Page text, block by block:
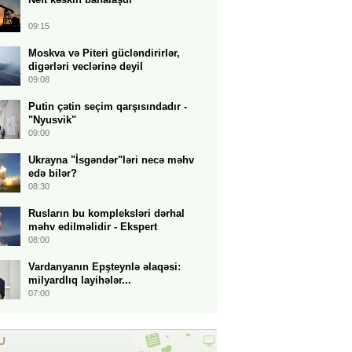
09:15
Moskva və Piteri gücləndirirlər,
digərləri veclərinə deyil
09:08
Putin çətin seçim qarşısındadır -
"Nyusvik"
09:00
Ukrayna "İsgəndər"ləri necə məhv
edə bilər?
08:30
Rusların bu kompleksləri dərhal
məhv edilməlidir - Ekspert
08:00
Vardanyanın Epşteynlə əlaqəsi:
milyardlıq layihələr...
07:00